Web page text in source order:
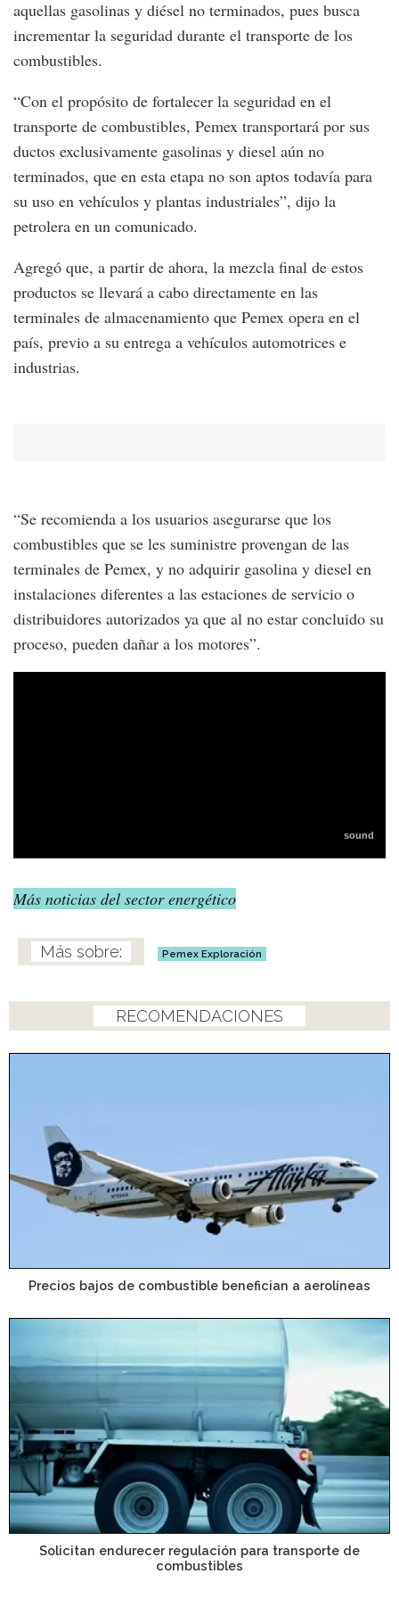
aquellas gasolinas y diésel no terminados, pues busca
incrementar la seguridad durante el transporte de los
combustibles.
“Con el propósito de fortalecer la seguridad en el
transporte de combustibles, Pemex transportará por sus
ductos exclusivamente gasolinas y diesel aún no
terminados, que en esta etapa no son aptos todavía para
su uso en vehículos y plantas industriales”, dijo la
petrolera en un comunicado.
Agregó que, a partir de ahora, la mezcla final de estos
productos se llevará a cabo directamente en las
terminales de almacenamiento que Pemex opera en el
país, previo a su entrega a vehículos automotrices e
industrias.
“Se recomienda a los usuarios asegurarse que los
combustibles que se les suministre provengan de las
terminales de Pemex, y no adquirir gasolina y diesel en
instalaciones diferentes a las estaciones de servicio o
distribuidores autorizados ya que al no estar concluido su
proceso, pueden dañar a los motores”.
Más noticias del sector energético
Pemex Exploración
RECOMENDACIONES
Precios bajos de combustible benefician a aerolíneas
Solicitan endurecer regulación para transporte de
combustibles